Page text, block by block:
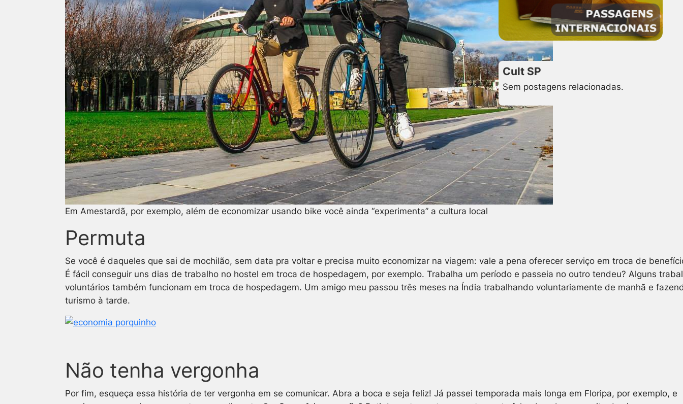
Em Amestardã, por exemplo, além de economizar usando bike você ainda “experimenta” a cultura local
Permuta
Se você é daqueles que sai de mochilão, sem data pra voltar e precisa muito economizar na viagem: vale a pena oferecer serviço em troca de
É fácil conseguir uns dias de trabalho no hostel em troca de hospedagem, por exemplo. Trabalha um período e passeia no outro tendeu? Alguns
voluntários também funcionam em troca de hospedagem. Um amigo meu passou três meses na Índia trabalhando voluntariamente de manhã e
turismo à tarde.
Não tenha vergonha
Por fim, esqueça essa história de ter vergonha em se comunicar. Abra a boca e seja feliz! Já passei temporada mais longa em Floripa, por exemplo, e
Cult SP
Sem postagens relacionadas.